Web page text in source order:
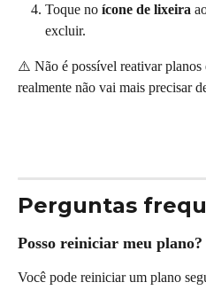
Toque no ícone de lixeira
excluir.
⚠️ Não é possível reativar
realmente não vai mais precisar
Perguntas
Posso reiniciar meu plano?
Você pode reiniciar um plano